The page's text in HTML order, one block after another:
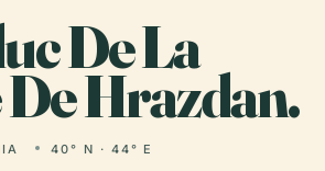
De La
Hrazdan.
40° N · 44° E